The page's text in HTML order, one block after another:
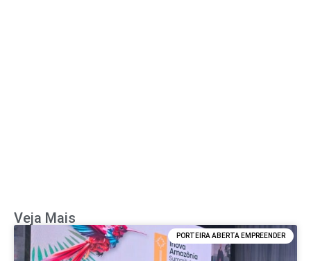
Veja Mais
PORTEIRA ABERTA EMPREENDER